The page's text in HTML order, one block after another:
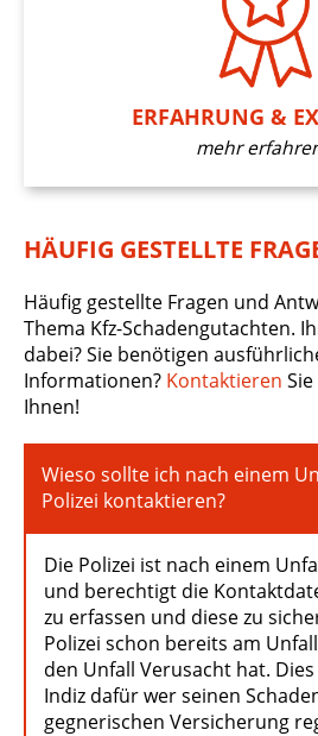
ERFAHRUNG &
mehr
HÄUFIG GESTELLTE
Häufig gestellte Fragen und
Thema Kfz-Schadengutachten.
dabei? Sie benötigen
Informationen? Kontaktieren
Ihnen!
Wieso sollte ich nach einem
Polizei kontaktieren?
Die Polizei ist nach einem
und berechtigt die
zu erfassen und diese zu
Polizei schon bereits am
den Unfall Verusacht hat.
Indiz dafür wer seinen
gegnerischen Versicherung